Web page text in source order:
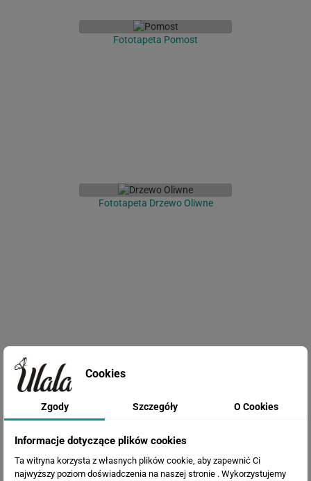
Fototapeta Pomost
Fototapeta Drzewo Oliwne
Fototapeta Wodospady Krka
Cookies
Zgody Szczegóły O Cookies
Informacje dotyczące plików cookies
Ta witryna korzysta z własnych plików cookie, aby zapewnić Ci
najwyższy poziom doświadczenia na naszej stronie . Wykorzystujemy